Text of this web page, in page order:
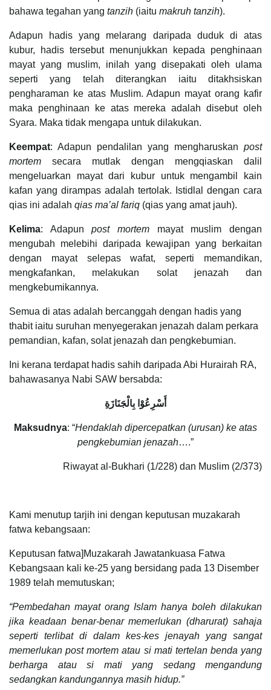
bahawa tegahan yang tanzih (iaitu makruh tanzih).
Adapun hadis yang melarang daripada duduk di atas
kubur, hadis tersebut menunjukkan kepada penghinaan
mayat yang muslim, inilah yang disepakati oleh ulama
seperti yang telah diterangkan iaitu ditakhsiskan
pengharaman ke atas Muslim. Adapun mayat orang kafir
maka penghinaan ke atas mereka adalah disebut oleh
Syara. Maka tidak mengapa untuk dilakukan.
Keempat: Adapun pendalilan yang mengharuskan post
mortem secara mutlak dengan mengqiaskan dalil
mengeluarkan mayat dari kubur untuk mengambil kain
kafan yang dirampas adalah tertolak. Istidlal dengan cara
qias ini adalah qias ma’al fariq (qias yang amat jauh).
Kelima: Adapunpost mortem mayat muslim dengan
mengubah melebihi daripada kewajipan yang berkaitan
dengan mayat selepas wafat, seperti memandikan,
mengkafankan, melakukan solat jenazah dan
mengkebumikannya.
Semua di atas adalah bercanggah dengan hadis yang
thabit iaitu suruhan menyegerakan jenazah dalam perkara
pemandian, kafan, solat jenazah dan pengkebumian.
Ini kerana terdapat hadis sahih daripada Abi Hurairah RA,
bahawasanya Nabi SAW bersabda:
أَسْرِعُوْا بِالْجَنَازَةِ
Maksudnya: “Hendaklah dipercepatkan (urusan) ke atas
pengkebumian jenazah….”
Riwayat al-Bukhari (1/228) dan Muslim (2/373)
Kami menutup tarjih ini dengan keputusan muzakarah
fatwa kebangsaan:
Keputusan fatwa]Muzakarah Jawatankuasa Fatwa
Kebangsaan kali ke-25 yang bersidang pada 13 Disember
1989 telah memutuskan;
“Pembedahan mayat orang Islam hanya boleh dilakukan
jika keadaan benar-benar memerlukan (dharurat) sahaja
seperti terlibat di dalam kes-kes jenayah yang sangat
memerlukan post mortem atau si mati tertelan benda yang
berharga atau si mati yang sedang mengandung
sedangkan kandungannya masih hidup.”